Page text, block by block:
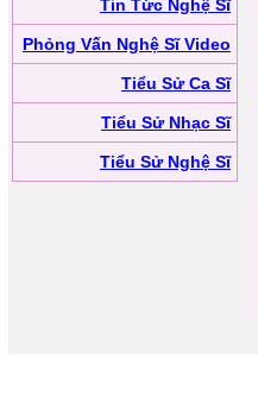
Tin Tức Nghệ Sĩ
Phỏng Vấn Nghệ Sĩ Video
Tiểu Sử Ca Sĩ
Tiểu Sử Nhạc Sĩ
Tiểu Sử Nghệ Sĩ